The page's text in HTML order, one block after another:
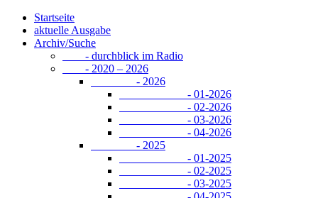
Startseite
aktuelle Ausgabe
Archiv/Suche
- durchblick im Radio
- 2020 – 2026
- 2026
- 01-2026
- 02-2026
- 03-2026
- 04-2026
- 2025
- 01-2025
- 02-2025
- 03-2025